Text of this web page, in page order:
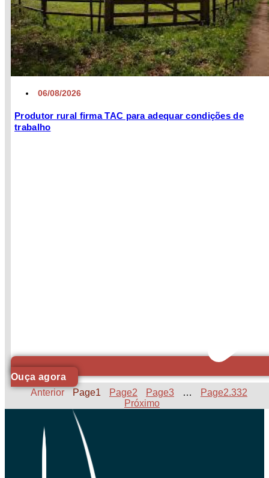
06/08/2026
Produtor rural firma TAC para adequar condições de
trabalho
Ouça agora
Anterior
Page1 Page2 Page3 … Page2.332
Próximo